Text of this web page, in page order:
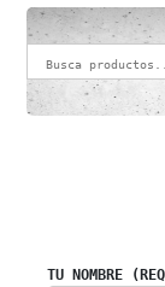
TU NOMBRE